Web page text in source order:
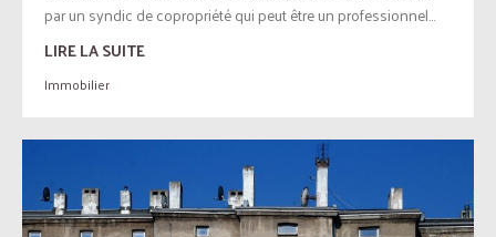
par un syndic de copropriété qui peut être un professionnel...
LIRE LA SUITE
Immobilier